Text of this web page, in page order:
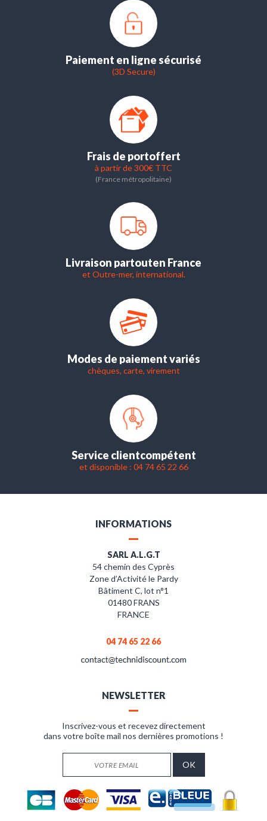
Paiement en ligne sécurisé
(3D Secure)
Frais de portoffert
à partir de 300€ TTC
(France métropolitaine)
Livraison partouten France
et Outre-mer, international.
Modes de paiement variés
chèques, carte, virement
Service clientcompétent
et disponible : 04 74 65 22 66
INFORMATIONS
SARL A.L.G.T
54 chemin des Cyprès
Zone d’Activité le Pardy
Bâtiment C, lot n°1
01480 FRANS
FRANCE
04 74 65 22 66
NEWSLETTER
Inscrivez-vous et recevez directement
dans votre boîte mail nos dernières promotions !